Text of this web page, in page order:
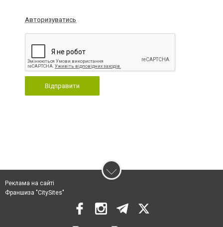
Авторизуватись
Відправити
Реклама на сайті
Франшиза "CitySites"